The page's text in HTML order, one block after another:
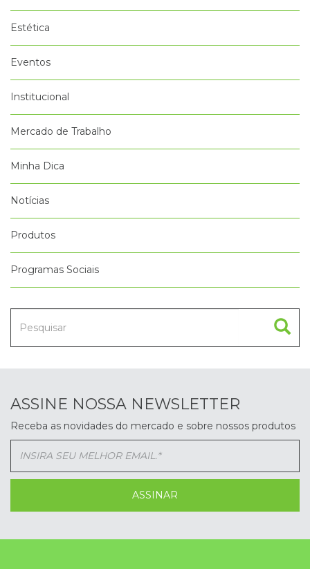
Estética
Eventos
Institucional
Mercado de Trabalho
Minha Dica
Notícias
Produtos
Programas Sociais
ASSINE NOSSA NEWSLETTER
Receba as novidades do mercado e sobre nossos produtos